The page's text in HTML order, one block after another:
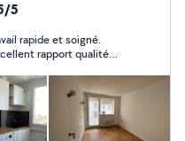
5
rapide et soigné.
rapport qualité